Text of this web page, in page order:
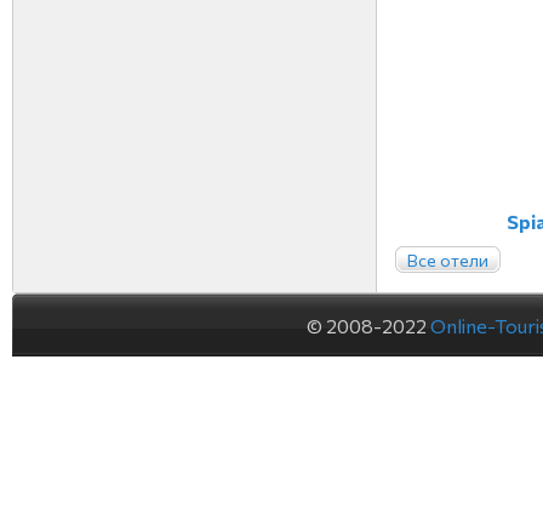
Все отели
© 2008-2022 Online-